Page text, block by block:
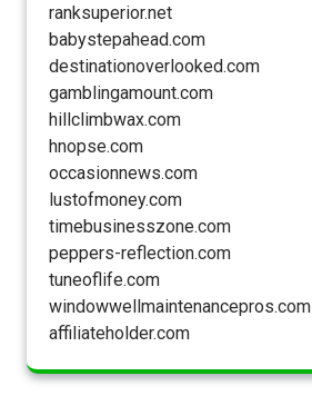
ranksuperior.net
babystepahead.com
destinationoverlooked.com
gamblingamount.com
hillclimbwax.com
hnopse.com
occasionnews.com
lustofmoney.com
timebusinesszone.com
peppers-reflection.com
tuneoflife.com
windowwellmaintenancepros.com
affiliateholder.com